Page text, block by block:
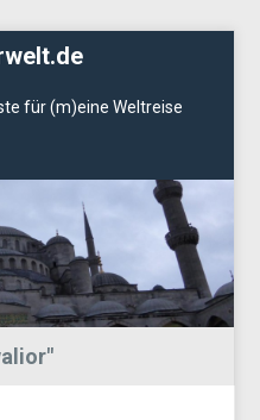
für (m)eine Weltreise